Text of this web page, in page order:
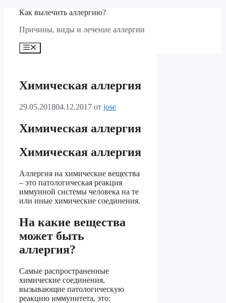
Перейти
содержимому
Как вылечить аллергию?
Причины, виды и лечение аллергии
Меню
Химическая аллергия
29.05.201804.12.2017 от jose
Химическая аллергия
Химическая аллергия
Аллергия на химические вещества
– это патологическая реакция
иммунной системы человека на те
или иные химические соединения.
На какие вещества
может быть
аллергия?
Самые распространенные
химические соединения,
вызывающие патологическую
реакцию иммунитета, это: